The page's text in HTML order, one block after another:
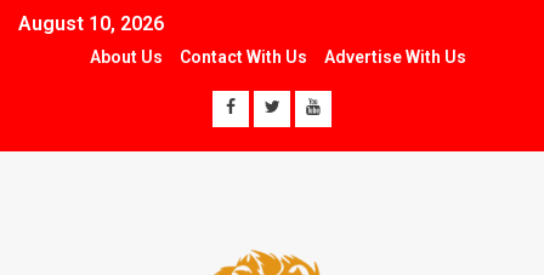
August 10, 2026
About Us Contact With Us Advertise With Us